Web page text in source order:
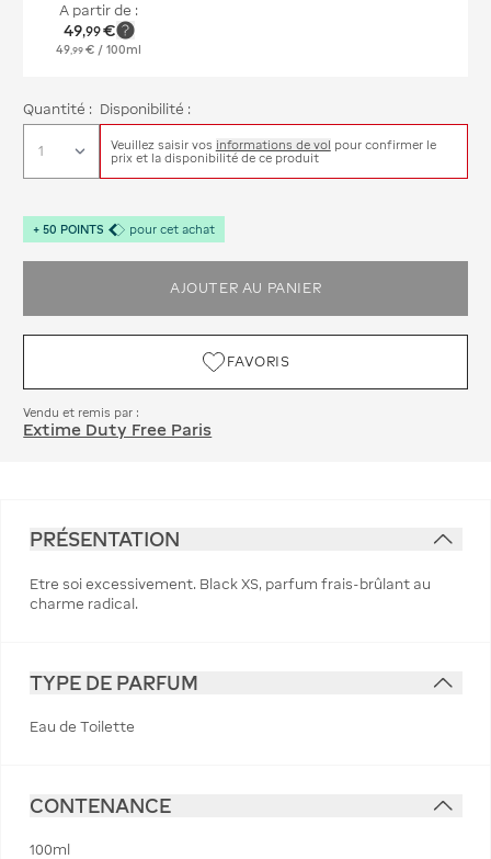
A partir de :
49,99€
49 99 € / 100ml
Quantité : Disponibilité :
Veuillez saisir vos informations de vol pour confirmer le
prix et la disponibilité de ce produit
+ 50 POINTS pour cet achat
AJOUTER AU PANIER
FAVORIS
Vendu et remis par :
Extime Duty Free Paris
PRÉSENTATION
Etre soi excessivement. Black XS, parfum frais-brûlant au
charme radical.
TYPE DE PARFUM
Eau de Toilette
CONTENANCE
100ml